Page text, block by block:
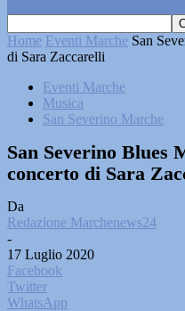
Home Eventi Marche San
di Sara Zaccarelli
Eventi Marche
Musica
San Severino Marche
San Severino Blues
concerto di Sara
Da
Redazione Marchenews24
-
17 Luglio 2020
Facebook
Twitter
WhatsApp